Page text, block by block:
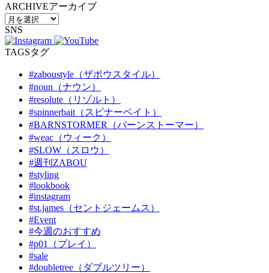
ARCHIVEアーカイブ
SNS
TAGSタグ
#zaboustyle（ザボウスタイル）
#noun（ナウン）
#resolute（リゾルト）
#spinnerbait（スピナーベイト）
#BARNSTORMER（バーンストーマー）
#weac（ウィーク）
#SLOW（スロウ）
#週刊ZABOU
#styling
#lookbook
#instagram
#st.james（セントジェームス）
#Event
#今週のおすすめ
#p01（プレイ）
#sale
#doubletree（ダブルツリー）